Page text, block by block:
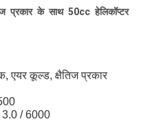
प्रकार के साथ 50cc हेलिकॉप्टर
एयर कूल्ड, क्षैतिज प्रकार
3.0 / 6000